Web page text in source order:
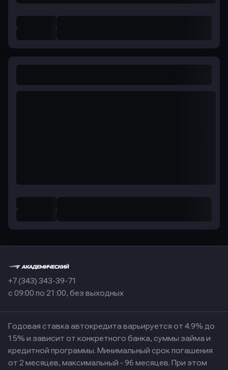
+7 (343) 343-39-71
с 09:00 по 21:00, без выходных
Годовая ставка автокредита варьируется от 4.9% до
15% и зависит от конкретного банка, суммы займа и
кредитной программы. Минимальный срок погашения
от 2 месяцев, максимальный - 96 месяцев. При этом